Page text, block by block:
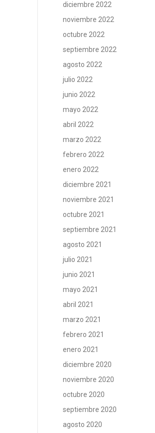
diciembre 2022
noviembre 2022
octubre 2022
septiembre 2022
agosto 2022
julio 2022
junio 2022
mayo 2022
abril 2022
marzo 2022
febrero 2022
enero 2022
diciembre 2021
noviembre 2021
octubre 2021
septiembre 2021
agosto 2021
julio 2021
junio 2021
mayo 2021
abril 2021
marzo 2021
febrero 2021
enero 2021
diciembre 2020
noviembre 2020
octubre 2020
septiembre 2020
agosto 2020